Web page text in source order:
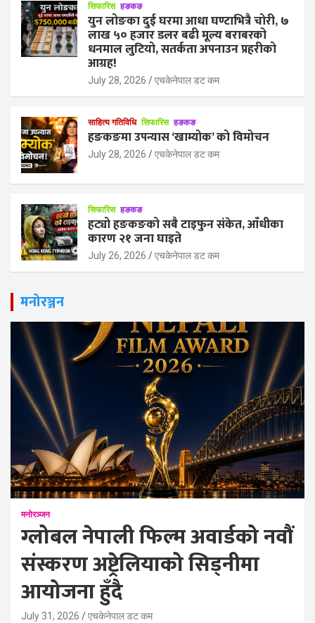
सिफारिस हङकङ
युन लोङका दुई घरमा आधा घण्टाभित्रै चोरी, ७
लाख ५० हजार डलर बढी मूल्य बराबरको
धनमाल लुटियो, सतर्कता अपनाउन प्रहरीको
आग्रह!
July 28, 2026 एचकेनेपाल डट कम
साहित्य गतिविधि सिफारिस हङकङ
हङकङमा उपन्यास ‘खाम्योक’ को विमोचन
July 28, 2026 एचकेनेपाल डट कम
सिफारिस हङकङ
हट्यो हङकङको सबै टाइफुन संकेत, आँधीका
कारण २१ जना घाइते
July 26, 2026 एचकेनेपाल डट कम
मनोरञ्जन
मनोरञ्जन
ग्लोबल नेपाली फिल्म अवार्डको नवौं
संस्करण अष्ट्रेलियाको सिड्नीमा
आयोजना हुँदै
July 31, 2026 एचकेनेपाल डट कम